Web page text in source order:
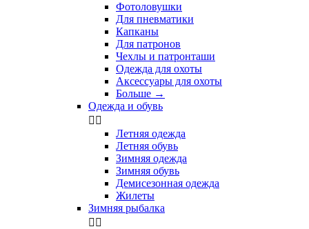
Фотоловушки
Для пневматики
Капканы
Для патронов
Чехлы и патронташи
Одежда для охоты
Аксессуары для охоты
Больше →
Одежда и обувь
 
Летняя одежда
Летняя обувь
Зимняя одежда
Зимняя обувь
Демисезонная одежда
Жилеты
Зимняя рыбалка
 